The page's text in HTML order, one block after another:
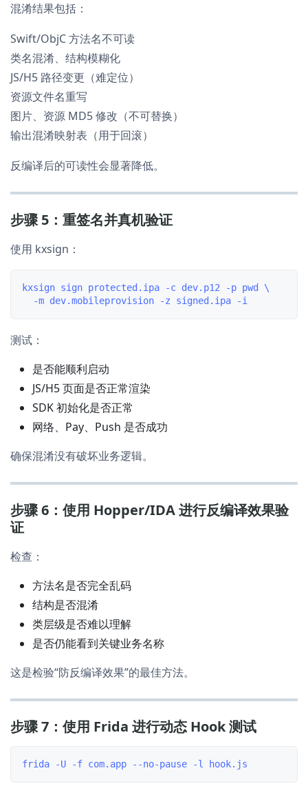
混淆结果包括：
Swift/ObjC 方法名不可读
类名混淆、结构模糊化
JS/H5 路径变更（难定位）
资源文件名重写
图片、资源 MD5 修改（不可替换）
输出混淆映射表（用于回滚）
反编译后的可读性会显著降低。
步骤 5：重签名并真机验证
使用 kxsign：
kxsign sign protected.ipa -c dev.p12 -p pwd \
测试：
是否能顺利启动
JS/H5 页面是否正常渲染
SDK 初始化是否正常
网络、Pay、Push 是否成功
确保混淆没有破坏业务逻辑。
步骤 6：使用 Hopper/IDA 进行反编译效果验
证
检查：
方法名是否完全乱码
结构是否混淆
类层级是否难以理解
是否仍能看到关键业务名称
这是检验“防反编译效果”的最佳方法。
步骤 7：使用 Frida 进行动态 Hook 测试